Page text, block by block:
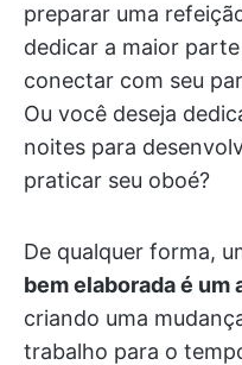
preparar uma
dedicar a maior
conectar com seu
Ou você deseja
noites para
praticar seu oboé?
De qualquer forma,
bem elaborada é
criando uma
trabalho para o